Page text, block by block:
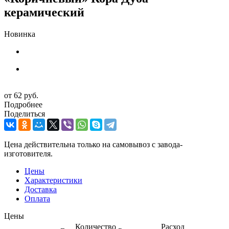
керамический
Новинка
от 62 руб.
Подробнее
Поделиться
Цена действительна только на самовывоз с завода-
изготовителя.
Цены
Характеристики
Доставка
Оплата
Цены
Количество Расход